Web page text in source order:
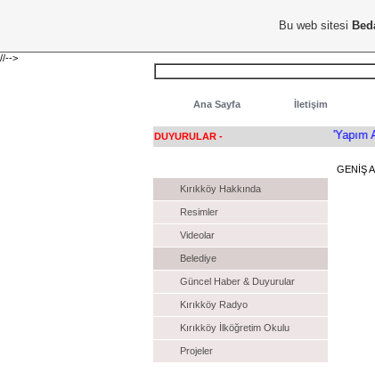
//-->
Ana Sayfa İletişim
DUYURULAR - 'Yapım
Kırıkköy Hakkında
Resimler
Videolar
Belediye
Güncel Haber & Duyurular
Kırıkköy Radyo
Kırıkköy İlköğretim Okulu
Projeler
GENİŞ
Bu web sitesi